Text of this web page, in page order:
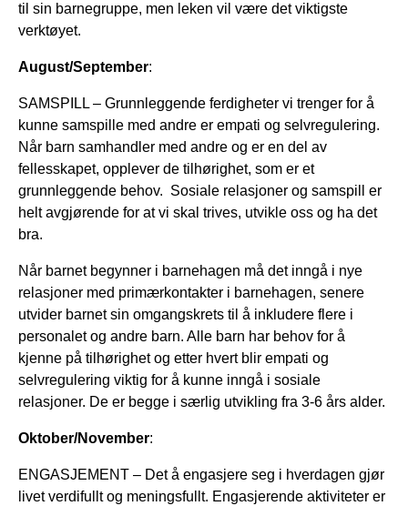
til sin barnegruppe, men leken vil være det viktigste
verktøyet.
August/September:
SAMSPILL – Grunnleggende ferdigheter vi trenger for å
kunne samspille med andre er empati og selvregulering.
Når barn samhandler med andre og er en del av
fellesskapet, opplever de tilhørighet, som er et
grunnleggende behov. Sosiale relasjoner og samspill er
helt avgjørende for at vi skal trives, utvikle oss og ha det
bra.
Når barnet begynner i barnehagen må det inngå i nye
relasjoner med primærkontakter i barnehagen, senere
utvider barnet sin omgangskrets til å inkludere flere i
personalet og andre barn. Alle barn har behov for å
kjenne på tilhørighet og etter hvert blir empati og
selvregulering viktig for å kunne inngå i sosiale
relasjoner. De er begge i særlig utvikling fra 3-6 års alder.
Oktober/November:
ENGASJEMENT – Det å engasjere seg i hverdagen gjør
livet verdifullt og meningsfullt. Engasjerende aktiviteter er